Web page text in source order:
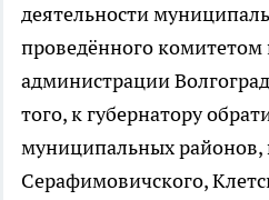
деятельности
проведённого
администрации
того, к губернатору
муниципальных районов,
Серафимовичского,